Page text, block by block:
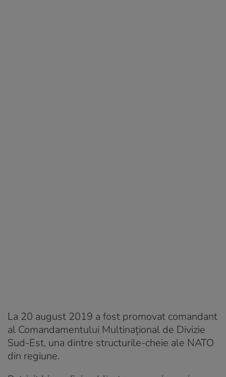
La 20 august 2019 a fost promovat comandant
al Comandamentului Multinațional de Divizie
Sud-Est, una dintre structurile-cheie ale NATO
din regiune.